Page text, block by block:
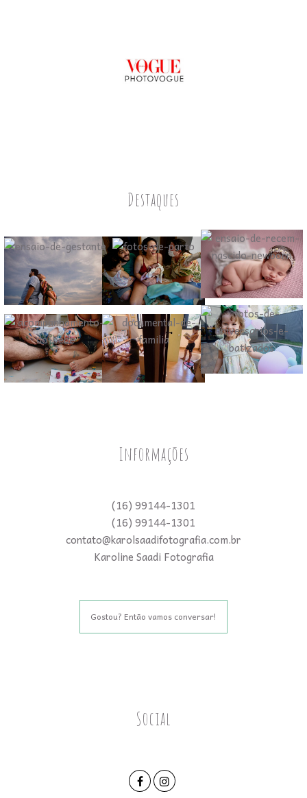
Destaques
Informações
(16) 99144-1301
(16) 99144-1301
contato@karolsaadifotografia.com.br
Karoline Saadi Fotografia
Gostou? Então vamos conversar!
Social